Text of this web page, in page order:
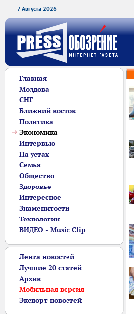
7 Августа 2026
Главная
Молдова
СНГ
Ближний восток
Политика
Экономика
Интервью
На устах
Семья
Общество
Здоровье
Интересное
Знаменитости
Технологии
ВИДЕО - Music Clip
Лента новостей
Лучшие 20 статей
Архив
Мобильная версия
Экспорт новостей